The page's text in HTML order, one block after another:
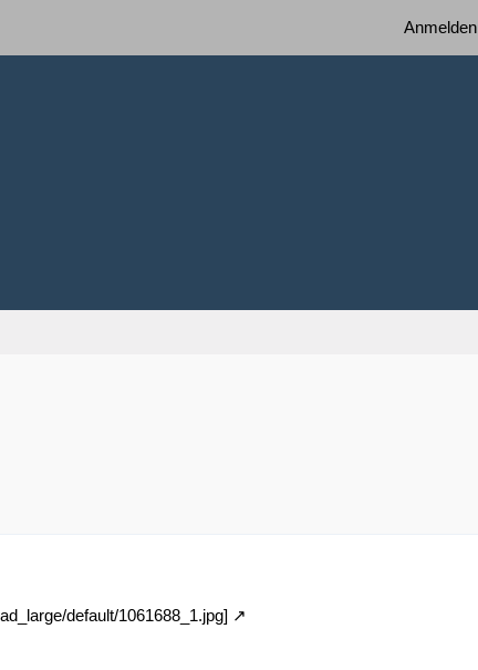
Anmelden
default/1061688_1.jpg]